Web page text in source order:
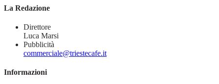
La Redazione
Direttore
Luca Marsi
Pubblicità
commerciale@triestecafe.it
Informazioni